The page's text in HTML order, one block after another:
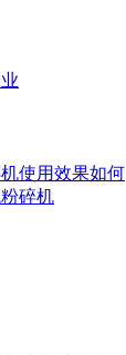
使用效果如何
碎机